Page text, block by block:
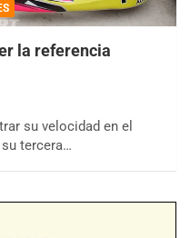
la referencia
su velocidad en el
tercera…